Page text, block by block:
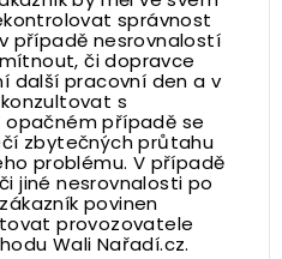
správnost
případě nesrovnalostí
či dopravce
další pracovní den a v
s
případě se
zbytečných průtahu
problému. V případě
jiné nesrovnalosti po
povinen
provozovatele
Wali Nařadí.cz.